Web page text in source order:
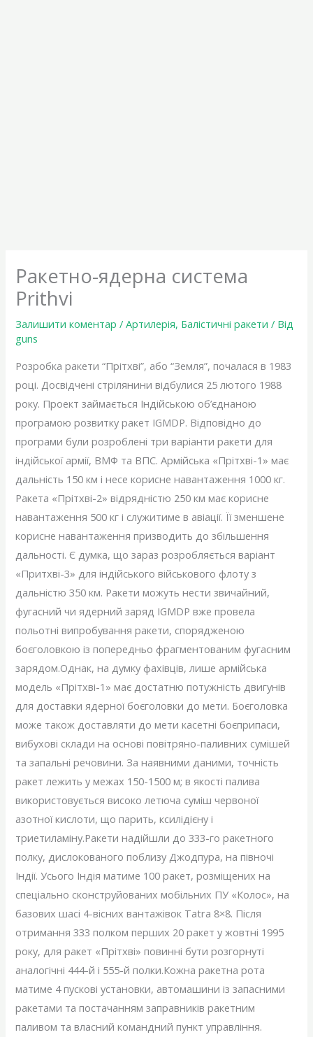
Ракетно-ядерна система
Prithvi
Залишити коментар /Артилерія, Балістичні ракети / Від
guns
Розробка ракети “Прітхві”, або “Земля”, почалася в 1983
році. Досвідчені стрілянини відбулися 25 лютого 1988
року. Проект займається Індійською об’єднаною
програмою розвитку ракет IGMDP. Відповідно до
програми були розроблені три варіанти ракети для
індійської армії, ВМФ та ВПС. Армійська «Прітхві-1» має
дальність 150 км і несе корисне навантаження 1000 кг.
Ракета «Прітхві-2» відрядністю 250 км має корисне
навантаження 500 кг і служитиме в авіації. Її зменшене
корисне навантаження призводить до збільшення
дальності. Є думка, що зараз розробляється варіант
«Притхві-3» для індійського військового флоту з
дальністю 350 км. Ракети можуть нести звичайний,
фугасний чи ядерний заряд IGMDP вже провела
польотні випробування ракети, спорядженою
боєголовкою із попередньо фрагментованим фугасним
зарядом.Однак, на думку фахівців, лише армійська
модель «Прітхві-1» має достатню потужність двигунів
для доставки ядерної боєголовки до мети. Боєголовка
може також доставляти до мети касетні боєприпаси,
вибухові склади на основі повітряно-паливних сумішей
та запальні речовини. За наявними даними, точність
ракет лежить у межах 150-1500 м; в якості палива
використовується високо летюча суміш червоної
азотної кислоти, що парить, ксилідієну і
триетиламіну.Ракети надійшли до 333-го ракетного
полку, дислокованого поблизу Джодпура, на півночі
Індії. Усього Індія матиме 100 ракет, розміщених на
спеціально сконструйованих мобільних ПУ «Колос», на
базових шасі 4-вісних вантажівок Tatra 8×8. Після
отримання 333 полком перших 20 ракет у жовтні 1995
року, для ракет «Прітхві» повинні бути розгорнуті
аналогічні 444-й і 555-й полки.Кожна ракетна рота
матиме 4 пускові установки, автомашини із запасними
ракетами та постачанням заправників ракетним
паливом та власний командний пункт управління.